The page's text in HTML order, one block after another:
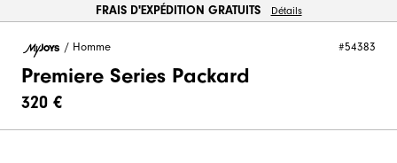
FRAIS D'EXPÉDITION GRATUITS Détails
/ Homme #54383
Premiere Series Packard
320 €